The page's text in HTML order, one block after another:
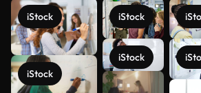
iStock
iStock
iStock
iStock